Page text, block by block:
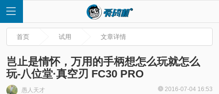
首
首页 试用 文章详情
岂止是情怀，万用的手柄想怎么玩就怎么
玩-八位堂·真空刃 FC30 PRO
愚人天才 2016-07-04 16:53